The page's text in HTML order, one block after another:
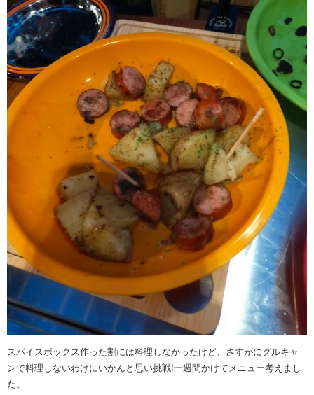
スパイスボックス作った割には料理しなかったけど、さすがにグルキャ
ンで料理しないわけにいかんと思い挑戦!一週間かけてメニュー考えまし
た。